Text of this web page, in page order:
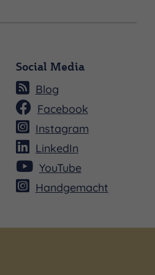
Social Media
Blog
Facebook
Instagram
LinkedIn
YouTube
Handgemacht